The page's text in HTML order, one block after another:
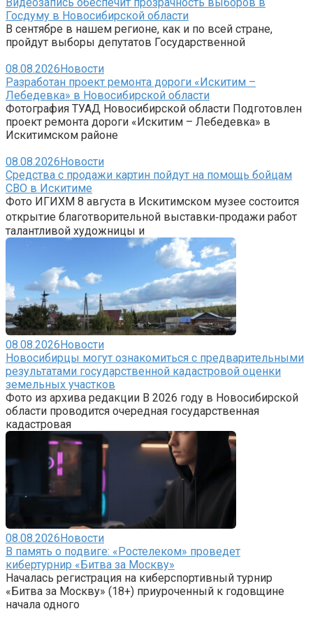
Госдуму в Новосибирской области
В сентябре в нашем регионе, как и по всей стране,
пройдут выборы депутатов Государственной
08.08.2026Новости
Разработан проект ремонта дороги «Искитим –
Лебедевка» в Новосибирской области
Фотография ТУАД Новосибирской области Подготовлен
проект ремонта дороги «Искитим – Лебедевка» в
Искитимском районе
08.08.2026Новости
Средства с продажи картин пойдут на помощь бойцам
СВО в Искитиме
Фото ИГИХМ 8 августа в Искитимском музее состоится
открытие благотворительной выставки‑продажи работ
талантливой художницы и
08.08.2026Новости
Новосибирцы могут ознакомиться с предварительными
результатами государственной кадастровой оценки
земельных участков
Фото из архива редакции В 2026 году в Новосибирской
области проводится очередная государственная
кадастровая
08.08.2026Новости
В память о подвиге: «Ростелеком» проведет
кибертурнир «Битва за Москву»
Началась регистрация на киберспортивный турнир
«Битва за Москву» (18+) приуроченный к годовщине
начала одного